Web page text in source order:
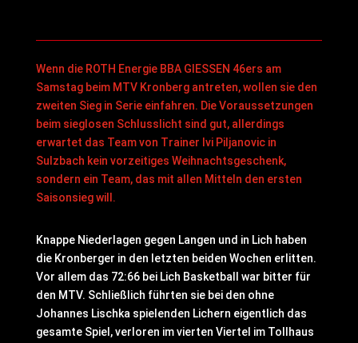
Wenn die ROTH Energie BBA GIESSEN 46ers am
Samstag beim MTV Kronberg antreten, wollen sie den
zweiten Sieg in Serie einfahren. Die Voraussetzungen
beim sieglosen Schlusslicht sind gut, allerdings
erwartet das Team von Trainer Ivi Piljanovic in
Sulzbach kein vorzeitiges Weihnachtsgeschenk,
sondern ein Team, das mit allen Mitteln den ersten
Saisonsieg will.
Knappe Niederlagen gegen Langen und in Lich haben
die Kronberger in den letzten beiden Wochen erlitten.
Vor allem das 72:66 bei Lich Basketball war bitter für
den MTV. Schließlich führten sie bei den ohne
Johannes Lischka spielenden Lichern eigentlich das
gesamte Spiel, verloren im vierten Viertel im Tollhaus